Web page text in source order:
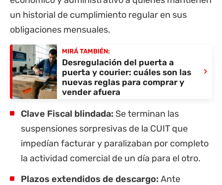
un historial de cumplimiento regular en sus
obligaciones mensuales.
MIRÁ TAMBIÉN:
Desregulación del puerta a
puerta y courier: cuáles son las
nuevas reglas para comprar y
vender afuera
›
Clave Fiscal blindada: Se terminan las
suspensiones sorpresivas de la CUIT que
impedían facturar y paralizaban por completo
la actividad comercial de un día para el otro.
Plazos extendidos de descargo: Ante